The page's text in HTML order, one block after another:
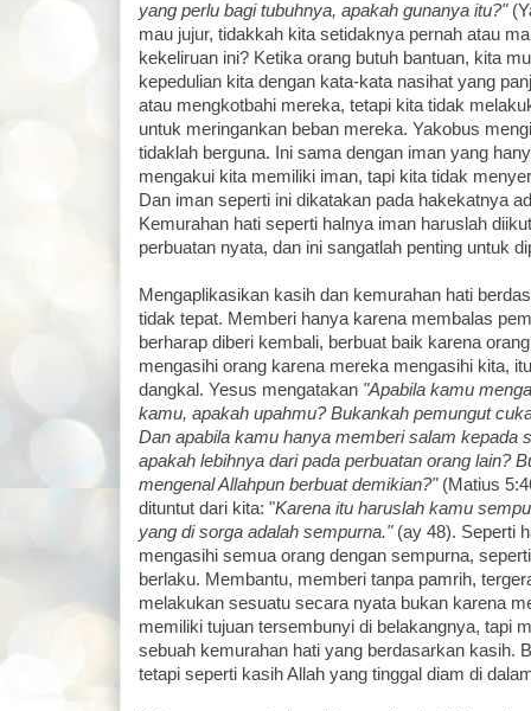
yang perlu bagi tubuhnya, apakah gunanya itu?"
mau jujur, tidakkah kita setidaknya pernah atau
kekeliruan ini? Ketika orang butuh bantuan, kita
kepedulian kita dengan kata-kata nasihat yang
atau mengkotbahi mereka, tetapi kita tidak
untuk meringankan beban mereka. Yakobus
tidaklah berguna. Ini sama dengan iman yang
mengakui kita memiliki iman, tapi kita tidak
Dan iman seperti ini dikatakan pada hakekatnya
Kemurahan hati seperti halnya iman haruslah
perbuatan nyata, dan ini sangatlah penting untuk
Mengaplikasikan kasih dan kemurahan hati
tidak tepat. Memberi hanya karena membalas
berharap diberi kembali, berbuat baik karena
mengasihi orang karena mereka mengasihi kita,
dangkal. Yesus mengatakan "Apabila kamu
kamu, apakah upahmu? Bukankah pemungut
Dan apabila kamu hanya memberi salam kepada
apakah lebihnya dari pada perbuatan orang lain?
mengenal Allahpun berbuat demikian?" (Matius
dituntut dari kita: "Karena itu haruslah kamu
yang di sorga adalah sempurna."(ay 48). Seperti
mengasihi semua orang dengan sempurna,
berlaku. Membantu, memberi tanpa pamrih,
melakukan sesuatu secara nyata bukan karena
memiliki tujuan tersembunyi di belakangnya, tapi
sebuah kemurahan hati yang berdasarkan kasih.
tetapi seperti kasih Allah yang tinggal diam di